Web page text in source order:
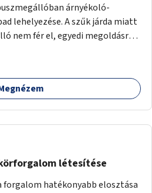
árnyékoló-
lehelyezése. A szűk járda miatt
nem fér el, egyedi megoldásra
létesítése
hatékonyabb elosztása